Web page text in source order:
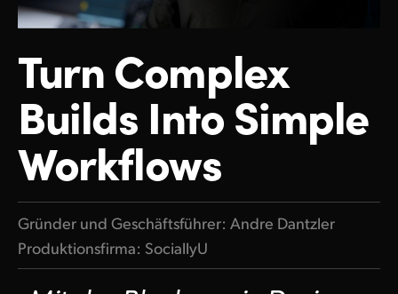
Finland
Germany
Hong Kong SAR, China
India
Italy
Japan
TurnComplex
Builds Into Simple
Workflows
Gründer und Geschäftsführer: Andre Dantzler
Produktionsfirma: SociallyU